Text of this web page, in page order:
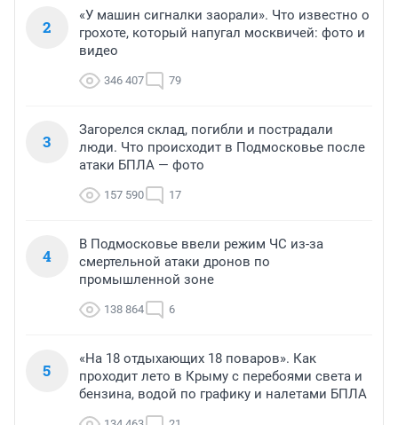
2
«У машин сигналки заорали». Что известно о
грохоте, который напугал москвичей: фото и
видео
346 407 79
3
Загорелся склад, погибли и пострадали
люди. Что происходит в Подмосковье после
атаки БПЛА — фото
157 590 17
4
В Подмосковье ввели режим ЧС из-за
смертельной атаки дронов по
промышленной зоне
138 864 6
5
«На 18 отдыхающих 18 поваров». Как
проходит лето в Крыму с перебоями света и
бензина, водой по графику и налетами БПЛА